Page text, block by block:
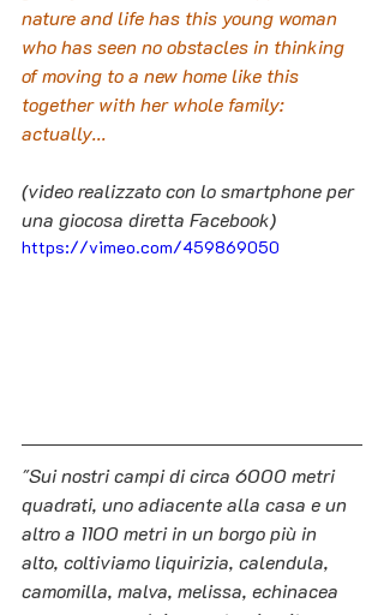
nature and life has this young woman
who has seen no obstacles in thinking
of moving to a new home like this
together with her whole family:
actually...
(video realizzato con lo smartphone per
una giocosa diretta Facebook)
https://vimeo.com/459869050
"Sui nostri campi di circa 6000 metri
quadrati, uno adiacente alla casa e un
altro a 1100 metri in un borgo più in
alto, coltiviamo liquirizia, calendula,
camomilla, malva, melissa, echinacea